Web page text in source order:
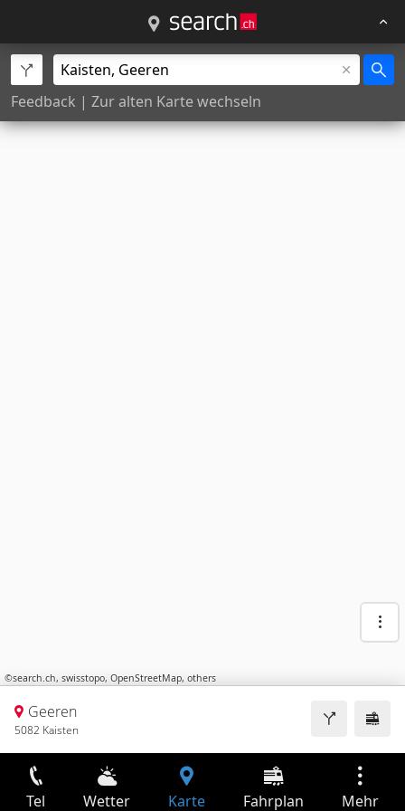
Feedback | Zur alten Karte wechseln
©search.ch, swisstopo, OpenStreetMap, others
Geeren
5082 Kaisten
Tel Wetter Karte Fahrplan Mehr